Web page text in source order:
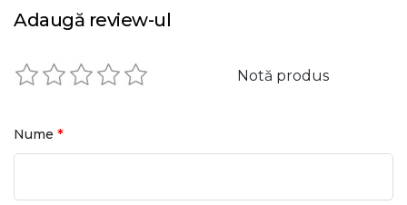
Adaugă review-ul
Notă produs
Nume *